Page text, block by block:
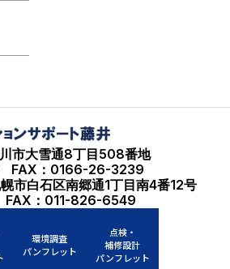
市大雪通8丁目508番地
FAX：0166-26-3239
市白石区南郷通1丁目南4番12号
：011-826-6549
環境調査
パンフレット
点検・
補修設計
パンフレット